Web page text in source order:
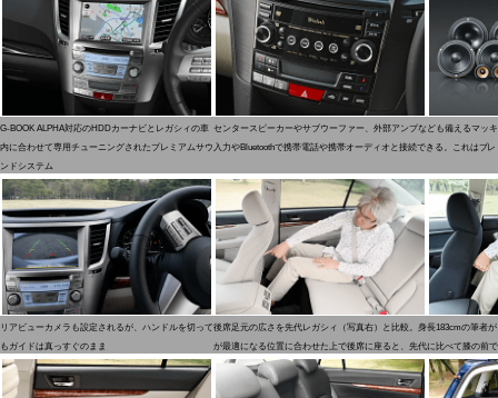
G-BOOK ALPHA対応のHDDカーナビとレガシィの車
内に合わせて専用チューニングされたプレミアムサウ
ンドシステム
センタースピーカーやサブウーファー、外部アンプなども備えるマッ
入力やBluetoothで携帯電話や携帯オーディオと接続できる。これはプ
リアビューカメラも設定されるが、ハンドルを切って
もガイドは真っすぐのまま
後席足元の広さを先代レガシィ（写真右）と比較。身長183cmの筆者
が最適になる位置に合わせた上で後席に座ると、先代に比べて膝の前